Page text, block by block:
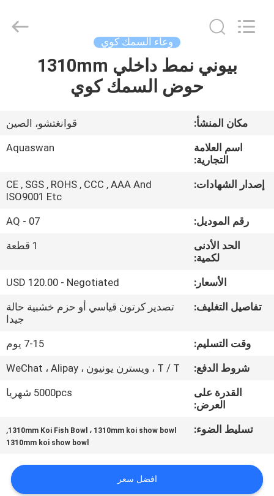
الصفحة
منتجات
معلومات
عنا
جولة
مراقبة
اتصل
اطلب
NEWS
وعاء السمك كوي
بيوني نمط داخلي 1310mm
حوض السمك كوي
مكان المنشأ:
قوانغتشو، الصين
اسم العلامة
التجارية:
Aquaswan
إصدار الشهادات:
CE , SGS , ROHS , CCC , AAA And
ISO9001 Etc
رقم الموديل:
AQ - 07
الحد الأدنى
لكمية:
1 قطعة
الأسعار:
USD 120.00 - Negotiated
تفاصيل التغليف:
تصدير كرتون قياسي أو حزم خشبية حالة
جيدا
وقت التسليم:
7-15 يوم
شروط الدفع:
T / T ، ويسترن يونيون ، WeChat ، Alipay
القدرة على
العرض:
5000pcs شهريا
تسليط الضوء: 1310mm Koi Fish Bowl ، 1310mm koi show bowl,
1310mm koi show bowl
افضل سعر